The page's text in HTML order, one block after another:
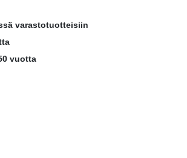
varastotuotteisiin
vuotta